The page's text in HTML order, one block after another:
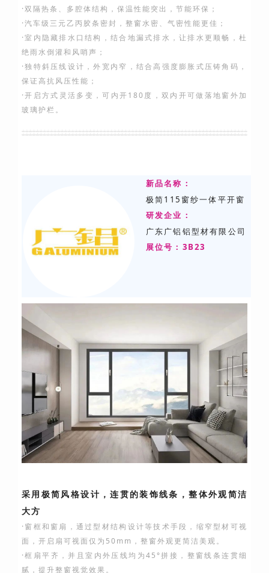
·双隔热条、多腔体结构，保温性能突出，节能环保；
·汽车级三元乙丙胶条密封，整窗水密、气密性能更佳；
·室内隐藏排水口结构，结合地漏式排水，让排水更顺畅，杜
绝雨水倒灌和风哨声；
·独特斜压线设计，外宽内窄，结合高强度膨胀式压铸角码，
保证高抗风压性能；
·开启方式灵活多变，可内开180度，双内开可做落地窗外加
玻璃护栏。
新品名称：
极简115窗纱一体平开窗
研发企业：
广东广铝铝型材有限公司
展位号：3B23
采用极简风格设计，连贯的装饰线条，整体外观简洁
大方
·窗框和窗扇，通过型材结构设计等技术手段，缩窄型材可视
面，开启扇可视面仅为50mm，整窗外观更简洁美观。
·框扇平齐，并且室内外压线均为45°拼接，整窗线条连贯细
腻，提升整窗视觉效果。